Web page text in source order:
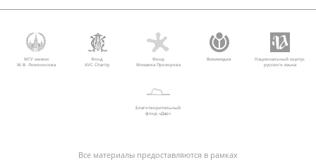
МГУ имени
М.В. Ломоносова
Фонд
AVC Charity
Фонд
Михаила Прохорова
Викимедиа
Национальный корпус
русского языка
Благотворительный
фонд «Дар»
Все материалы предоставляются в рамках